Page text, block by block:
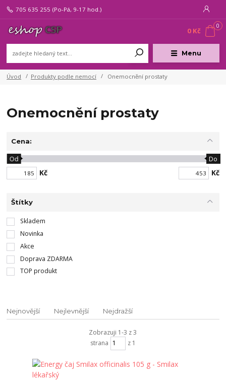
Menu
705 635 255 (Po-Pá, 9-17 hod.)
0
0 Kč
Úvod Produkty podle nemocí Onemocnění prostaty
Onemocnění prostaty
Cena:
Kč
Od Do
Kč
Štítky
Skladem
Novinka
Akce
Doprava ZDARMA
TOP produkt
Nejnovější Nejlevnější Nejdražší
Zobrazuji 1-3 z 3
strana
z 1